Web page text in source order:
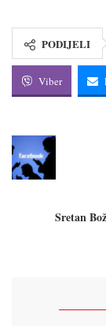
PODIJELI
Viber
Sretan